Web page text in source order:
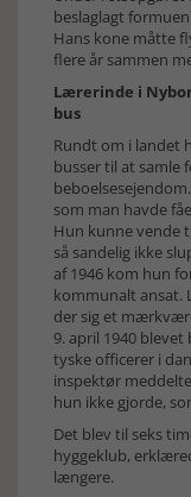
beslaglagt
Hans kone måtte
flere år sammen
Lærerinde i
bus
Rundt om i landet
busser til at samle
som man havde
Hun kunne vende
så sandelig ikke
af 1946 kom hun
kommunalt ansat.
der sig et
9. april 1940
tyske officerer i
inspektør
hun ikke gjorde,
Det blev til seks
hyggeklub,
længere.